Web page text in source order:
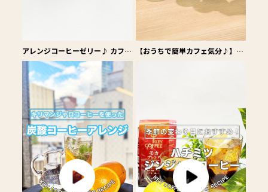
アレンジコーヒーゼリー♪ カフ
ェ・ジュレ・オ・レの作り方！
【おうちで簡単カフェ気分♪】イ